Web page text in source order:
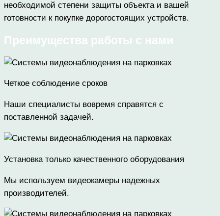
необходимой степени защиты объекта и вашей
готовности к покупке дорогостоящих устройств.
Преимущества работы с нами
Четкое соблюдение сроков
Наши специалисты вовремя справятся с
поставленной задачей.
Установка только качественного оборудования
Мы используем видеокамеры надежных
производителей.